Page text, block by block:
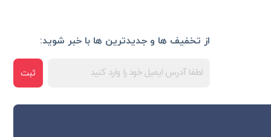
از تخفیف ها و جدیدترین ها با خبر شوید:
ثبت